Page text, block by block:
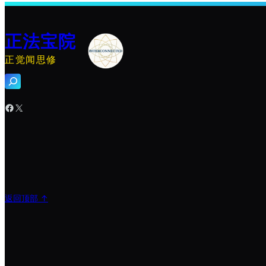
正法宝院
正觉闻思修
搜
索
Facebook X
返回顶部 ↑